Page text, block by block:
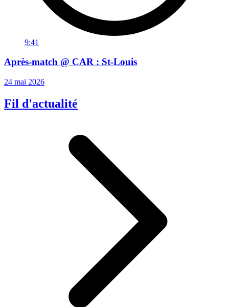
9:41
Après-match @ CAR : St-Louis
24 mai 2026
Fil d'actualité